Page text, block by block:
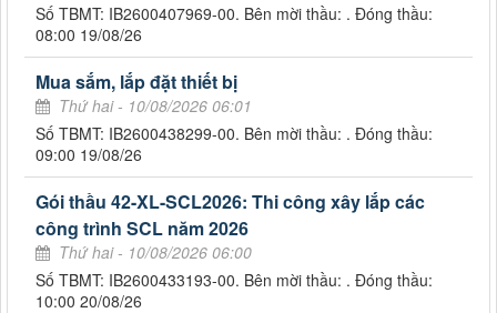
Số TBMT: IB2600407969-00. Bên mời thầu: . Đóng thầu:
08:00 19/08/26
Mua sắm, lắp đặt thiết bị
Thứ hai - 10/08/2026 06:01
Số TBMT: IB2600438299-00. Bên mời thầu: . Đóng thầu:
09:00 19/08/26
Gói thầu 42-XL-SCL2026: Thi công xây lắp các
công trình SCL năm 2026
Thứ hai - 10/08/2026 06:00
Số TBMT: IB2600433193-00. Bên mời thầu: . Đóng thầu:
10:00 20/08/26